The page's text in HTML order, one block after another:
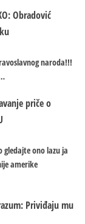
Obradović
naroda!!!
priče o
gledajte ono lazu ja
amerike
Priviđaju mu